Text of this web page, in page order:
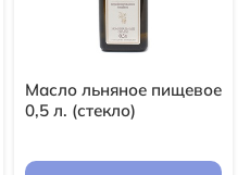
Масло льняное пищевое
0,5 л. (стекло)